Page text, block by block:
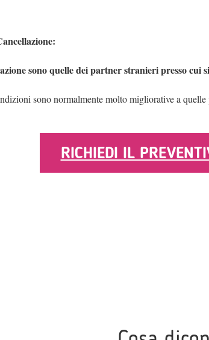
sono quelle dei partner stranieri presso cui
sono normalmente molto migliorative a
RICHIEDI IL